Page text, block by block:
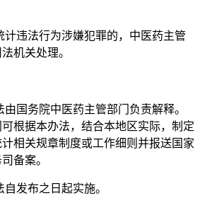
计违法行为涉嫌犯罪的，中医药主管
机关处理。
国务院中医药主管部门负责解释。
根据本办法，结合本地区实际，制定
相关规章制度或工作细则并报送国家
备案。
发布之日起实施。